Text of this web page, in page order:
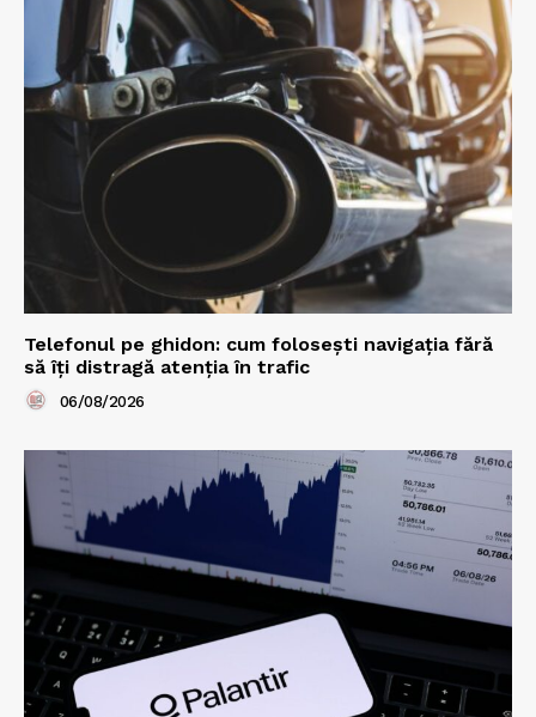
Telefonul pe ghidon: cum folosești navigația fără
să îți distragă atenția în trafic
06/08/2026